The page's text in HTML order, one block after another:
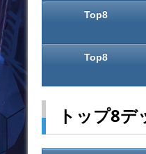
Top8
Top8
トップ8デ